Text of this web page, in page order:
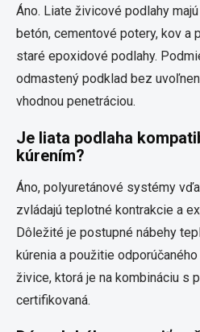
Áno. Liate živicové podlahy
betón, cementové potery, kov a
staré epoxidové podlahy.
odmastený podklad bez
vhodnou penetráciou.
Je liata podlaha
kúrením?
Áno, polyuretánové systémy
zvládajú teplotné kontrakcie a
Dôležité je postupné nábehy
kúrenia a použitie
živice, ktorá je na kombináciu s
certifikovaná.